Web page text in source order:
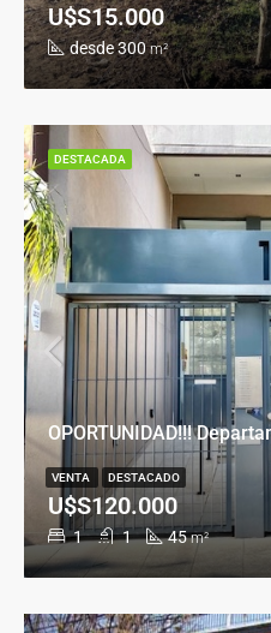
desde 300 m²
U$S15.000
1 1 45 m²
U$S120.000
VENTA DESTACADO
DESTACADA